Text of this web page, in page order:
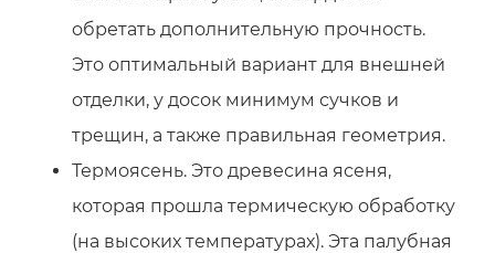
обретать дополнительную прочность.
Это оптимальный вариант для внешней
отделки, у досок минимум сучков и
трещин, а также правильная геометрия.
Термоясень. Это древесина ясеня,
которая прошла термическую обработку
(на высоких температурах). Эта палубная